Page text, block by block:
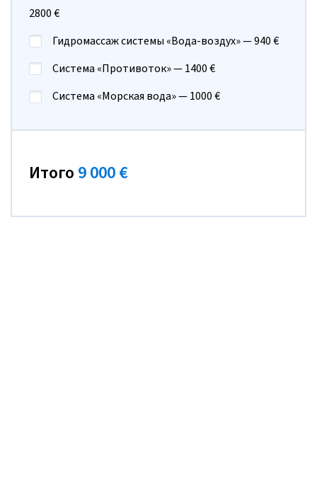
2800 €
Гидромассаж системы «Вода-воздух» — 940 €
Система «Противоток» — 1400 €
Система «Морская вода» — 1000 €
Итого 9 000 €